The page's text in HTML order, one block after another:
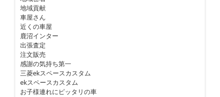
地域貢献
車屋さん
近くの車屋
鹿沼インター
出張査定
注文販売
感謝の気持ち第一
三菱ekスペースカスタム
ekスペースカスタム
お子様連れにピッタリの車